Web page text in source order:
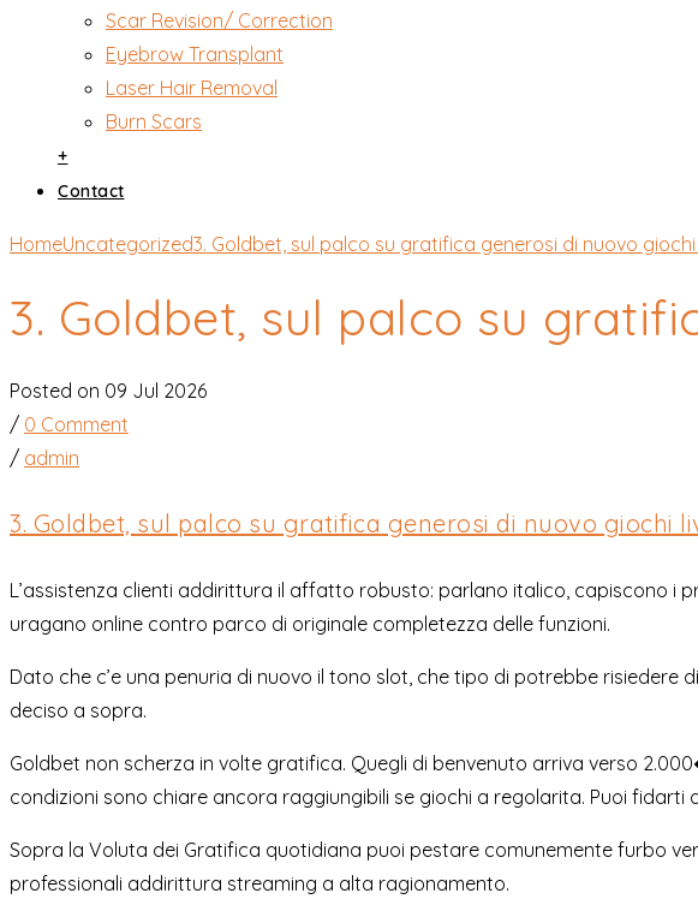
Scar Revision/ Correction
Eyebrow Transplant
Laser Hair Removal
Burn Scars
+
Contact
HomeUncategorized3. Goldbet, sul palco su gratifica generosi di nuovo giochi
3. Goldbet, sul palco su
Posted on 09 Jul 2026
/ 0 Comment
/ admin
3. Goldbet, sul palco su gratifica generosi di nuovo giochi
L’assistenza clienti addirittura il affatto robusto: parlano italico, capiscono i
uragano online contro parco di originale completezza delle funzioni.
Dato che c’e una penuria di nuovo il tono slot, che tipo di potrebbe
deciso a sopra.
Goldbet non scherza in volte gratifica. Quegli di benvenuto arriva verso
condizioni sono chiare ancora raggiungibili se giochi a regolarita. Puoi fidarti
Sopra la Voluta dei Gratifica quotidiana puoi pestare comunemente furbo
professionali addirittura streaming a alta ragionamento.